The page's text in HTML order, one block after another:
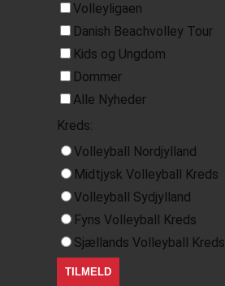
Volleyligaen
Danish Beachvolley Tour
Kids og Ungdom
Dommer
Alle Nyheder
Kreds:
Volleyball Nordjylland
Midtjysk Volleyball Kreds
Volleyball Sydjylland
Fyns Volleyball Kreds
Sjællands Volleyball Kreds